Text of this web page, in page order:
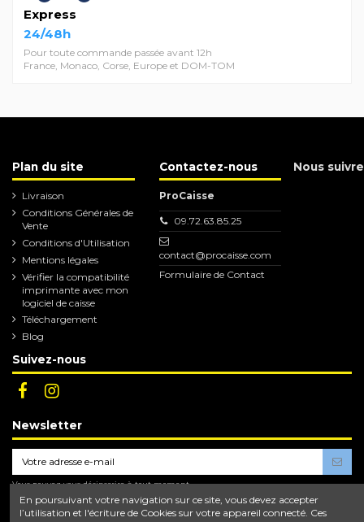
Express
24/48h
Pour toute commande passée avant 12h
France, Monaco, Corse, Europe et DOM-TOM
Plan du site
Livraison
Conditions Générales de
Vente
Conditions d'Utilisation
Mentions légales
Vérifier la compatibilité
imprimante avec mon
logiciel de caisse
Téléchargement
Blog
Contactez-nous
ProCaisse
09.72.63.85.25
contact@procaisse.com
Formulaire de Contact
Nous suivre
Suivez-nous
Newsletter
Vous pouvez vous désinscrire à tout moment.
contact dans les conditions d'utilisation du site.
En poursuivant votre navigation sur ce site, vous devez accepter
l’utilisation et l'écriture de Cookies sur votre appareil connecté. Ces